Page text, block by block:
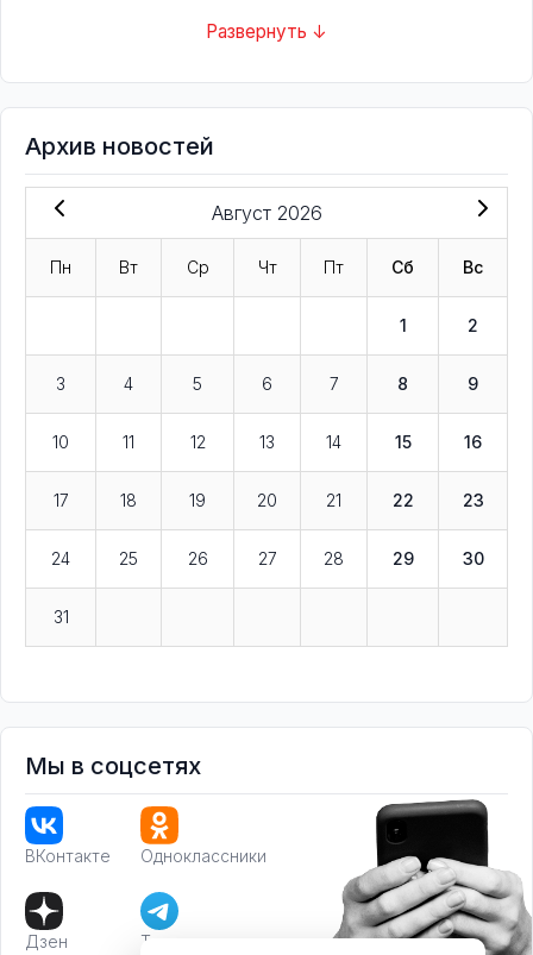
Развернуть ↓
Архив новостей
Август 2026
Пн Вт Ср Чт Пт Сб Вс
1 2
3 4 5 6 7 8 9
10 11 12 13 14 15 16
17 18 19 20 21 22 23
24 25 26 27 28 29 30
31
Мы в соцсетях
ВКонтакте Одноклассники
Дзен Телеграм